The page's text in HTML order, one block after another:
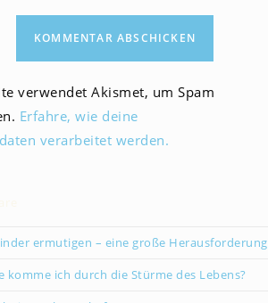
verwendet Akismet, um Spam
Erfahre, wie deine
verarbeitet werden.
ermutigen – eine große Herausforderung
komme ich durch die Stürme des Lebens?